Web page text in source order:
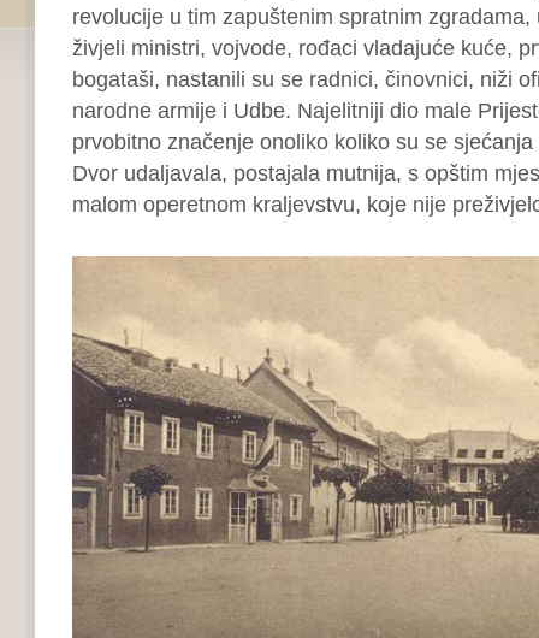
revolucije u tim zapuštenim spratnim zgradama,
živjeli ministri, vojvode, rođaci vladajuće kuće,
bogataši, nastanili su se radnici, činovnici, niži
narodne armije i Udbe. Najelitniji dio male
prvobitno značenje onoliko koliko su se
Dvor udaljavala, postajala mutnija, s opštim
malom operetnom kraljevstvu, koje nije